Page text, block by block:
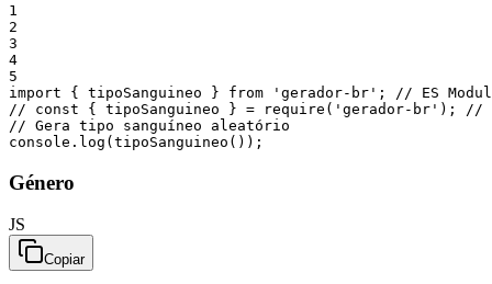
1
2
3
4
5
import
{ tipoSanguineo } from 'gerador-br' ;
// ES
// const { tipoSanguineo } = require('gerador-br'); //
// Gera tipo sanguíneo aleatório
console . log ( tipoSanguineo ( ) ) ;
Género
JS
Copiar